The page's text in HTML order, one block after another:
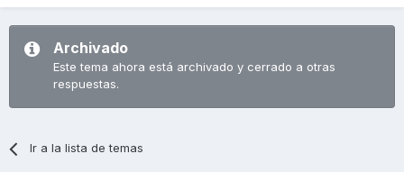
Archivado
Este tema ahora está archivado y cerrado a otras
respuestas.
Ir a la lista de temas